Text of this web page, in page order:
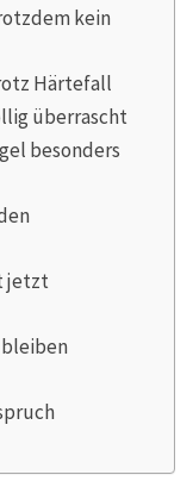
kein
Härtefall
überrascht
besonders
jetzt